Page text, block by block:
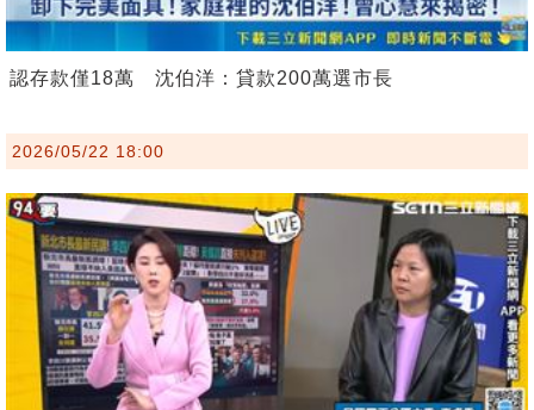
認存款僅18萬 沈伯洋：貸款200萬選市長
2026/05/22 18:00